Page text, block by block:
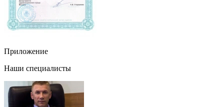
Приложение
Наши специалисты